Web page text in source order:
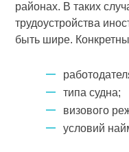
районах. В таких
трудоустройства
быть шире.
типа судна;
визового
условий